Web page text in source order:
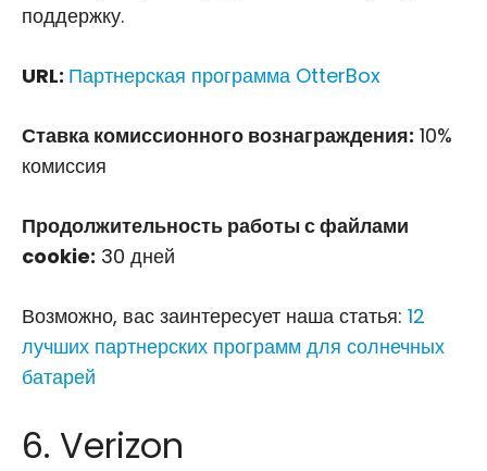
поддержку.
URL: Партнерская программа OtterBox
Ставка комиссионного вознаграждения: 10%
комиссия
Продолжительность работы с файлами
cookie: 30 дней
Возможно, вас заинтересует наша статья: 12
лучших партнерских программ для солнечных
батарей
6. Verizon